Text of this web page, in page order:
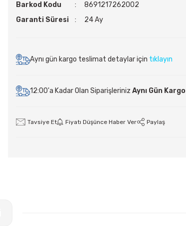
Barkod Kodu
8691217262002
Garanti Süresi
24 Ay
Aynı gün kargo teslimat detaylar için tıklayın
12:00'a Kadar Olan Siparişleriniz Aynı Gün Kargo
Tavsiye Et Fiyatı Düşünce Haber Ver Paylaş